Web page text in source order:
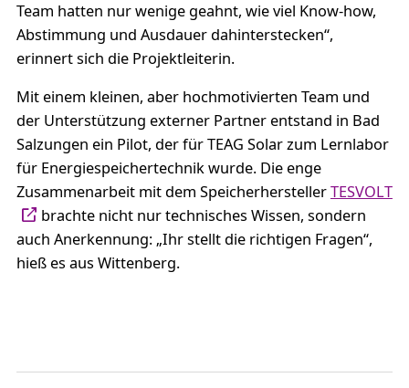
Team hatten nur wenige geahnt, wie viel Know-how,
Abstimmung und Ausdauer dahinterstecken“,
erinnert sich die Projektleiterin.
Mit einem kleinen, aber hochmotivierten Team und
der Unterstützung externer Partner entstand in Bad
Salzungen ein Pilot, der für TEAG Solar zum Lernlabor
für Energiespeichertechnik wurde. Die enge
Zusammenarbeit mit dem SpeicherherstellerTESVOLT
brachte nicht nur technisches Wissen, sondern
auch Anerkennung: „Ihr stellt die richtigen Fragen“,
hieß es aus Wittenberg.